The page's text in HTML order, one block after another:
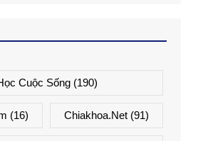
Cuộc Sống (190)
(16) Chiakhoa.net (91)